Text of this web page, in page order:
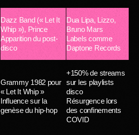
Dazz Band (« Let It
Whip »), Prince
Apparition du post-
disco
Dua Lipa, Lizzo,
Bruno Mars
Labels comme
Daptone Records
Grammy 1982 pour
« Let It Whip »
Influence sur la
genèse du hip-hop
+150% de streams
sur les playlists
disco
Résurgence lors
des confinements
COVID